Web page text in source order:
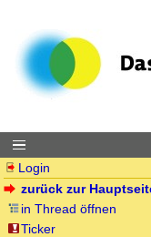
Login
zurück zur
in Thread öffnen
Ticker